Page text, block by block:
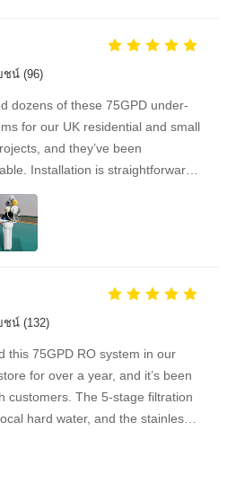
ชน์ (96)
dozens of these 75GPD under-
for our UK residential and small
and they’ve been
Installation is straightforward,
to replace, and the water
from clients has been
positive. The supplier is great to
arrive on time, packaging is
a repeat buyer, we couldn’t be
the product and the service.
ชน์ (132)
this 75GPD RO system in our
for over a year, and it’s been
customers. The 5-stage filtration
hard water, and the stainless